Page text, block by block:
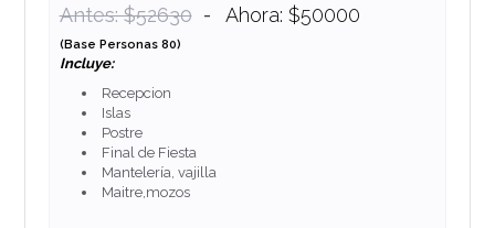
Antes: $52630 - Ahora: $50000
(Base Personas 80)
Incluye:
Recepcion
Islas
Postre
Final de Fiesta
Mantelería, vajilla
Maitre,mozos